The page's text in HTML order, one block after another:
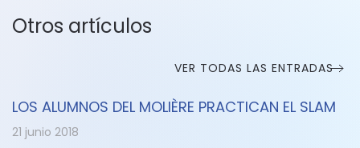
Otros artículos
VER TODAS LAS ENTRADAS
LOS ALUMNOS DEL MOLIÈRE PRACTICAN EL SLAM
21 junio 2018